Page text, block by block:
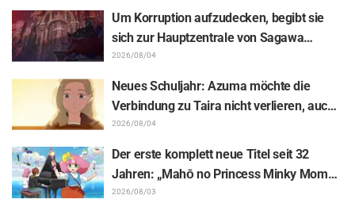
of the Shadow Realm“, enthüllt die
Hintergründe ihrer „seelenbereichernden
Glanzleistung“ in Episode 17
Um Korruption aufzudecken, begibt sie
sich zur Hauptzentrale von Sagawa
Electronics… Episode 5 von „The Ghost in
the Shell“: Inhaltsangabe, Szenenbilder
und Episoden-Visual veröffentlicht
2026/08/04
Neues Schuljahr: Azuma möchte die
Verbindung zu Taira nicht verlieren, auch
wenn sie nicht mehr in derselben Klasse
sind… Episode 18 von „You and I Are Polar
Opposites“: Inhaltsangabe und
Szenenbilder veröffentlicht
2026/08/04
Der erste komplett neue Titel seit 32
Jahren: „Mahō no Princess Minky Momo
Akogare no Yume e Magokoro no Duo“
2026/08/03